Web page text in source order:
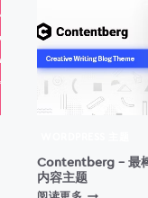
Contentberg – 最
内容主题